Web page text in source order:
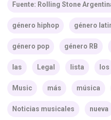
Fuente: Rolling Stone
género hiphop género
género pop género RB
las Legal lista los
Music más música
Noticias musicales nueva